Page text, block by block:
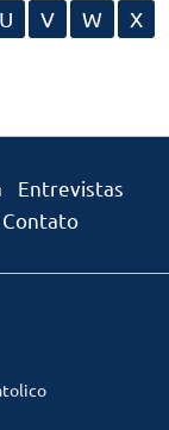
U V W
X
Entrevistas
Contato